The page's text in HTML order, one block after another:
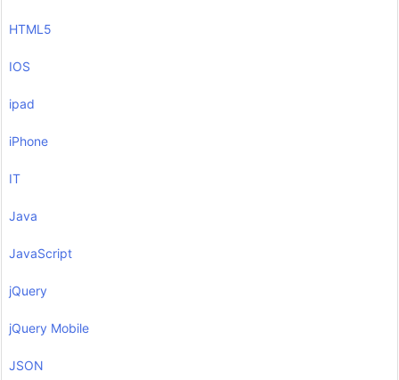
HTML5
IOS
ipad
iPhone
IT
Java
JavaScript
jQuery
jQuery Mobile
JSON